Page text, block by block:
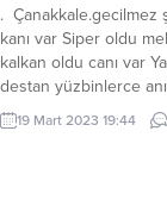
. Çanakkale.gecilmez
kanı var Siper oldu
kalkan oldu canı var
destan yüzbinlerce
türk’ü cerkez’i bir dedi
Yağıyordu mavzerden
19 Mart 2023 19:44